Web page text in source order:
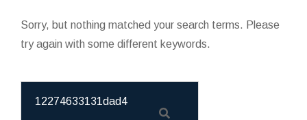
Sorry, but nothing matched your search terms. Please
try again with some different keywords.